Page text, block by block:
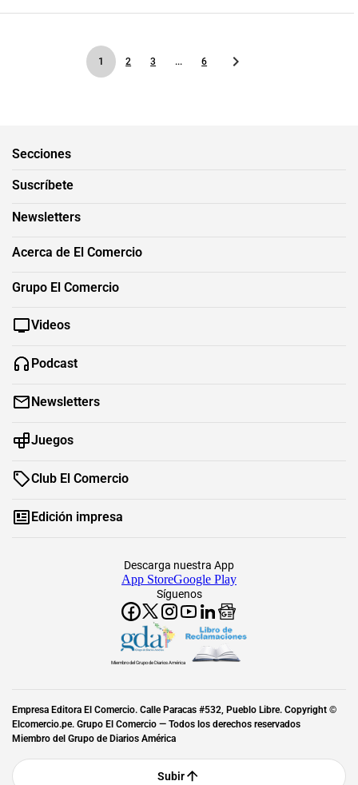
1 2 3 ... 6
Secciones
Suscríbete
Newsletters
Acerca de El Comercio
Grupo El Comercio
Videos
Podcast
Newsletters
Juegos
Club El Comercio
Edición impresa
Síguenos
Descarga nuestra App
App StoreGoogle Play
Miembro del Grupo de Diarios América
Empresa Editora El Comercio. Calle Paracas #532, Pueblo Libre. Copyright ©
Elcomercio.pe. Grupo El Comercio — Todos los derechos reservados
Miembro del Grupo de Diarios América
Subir